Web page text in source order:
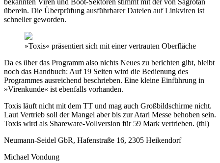
überein. Die Überprüfung ausführbarer Dateien auf Linkviren ist
schneller geworden.
»Toxis« präsentiert sich mit einer vertrauten Oberfläche
Da es über das Programm also nichts Neues zu berichten gibt, bleibt
noch das Handbuch: Auf 19 Seiten wird die Bedienung des
Programmes ausreichend beschrieben. Eine kleine Einführung in
»Virenkunde« ist ebenfalls vorhanden.
Toxis läuft nicht mit dem TT und mag auch Großbildschirme nicht.
Laut Vertrieb soll der Mangel aber bis zur Atari Messe behoben sein.
Toxis wird als Shareware-Vollversion für 59 Mark vertrieben. (thl)
Neumann-Seidel GbR, Hafenstraße 16, 2305 Heikendorf
Michael Vondung